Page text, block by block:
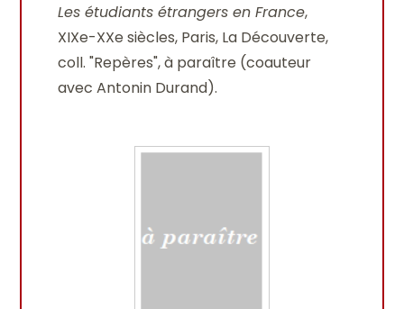
Les étudiants étrangers en France,
XIXe-XXe siècles, Paris, La Découverte,
coll. "Repères", à paraître (coauteur
avec Antonin Durand).